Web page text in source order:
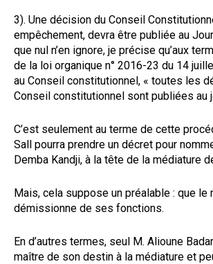
3). Une décision du Conseil
empêchement, devra être publiée au
que nul n’en ignore, je précise qu’aux
de la loi organique n° 2016-23 du 14
au Conseil constitutionnel, « toutes les
Conseil constitutionnel sont publiées au
C’est seulement au terme de cette
Sall pourra prendre un décret pour
Demba Kandji, à la tête de la médiature
Mais, cela suppose un préalable : que le
démissionne de ses fonctions.
En d’autres termes, seul M. Alioune
maître de son destin à la médiature et